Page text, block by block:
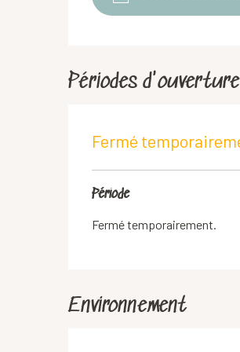
Périodes d'ouverture
Fermé
Période
Fermé temporairement.
Environnement